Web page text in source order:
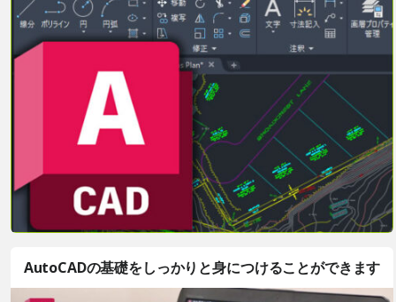
AutoCADの基礎をしっかりと身につけることができます